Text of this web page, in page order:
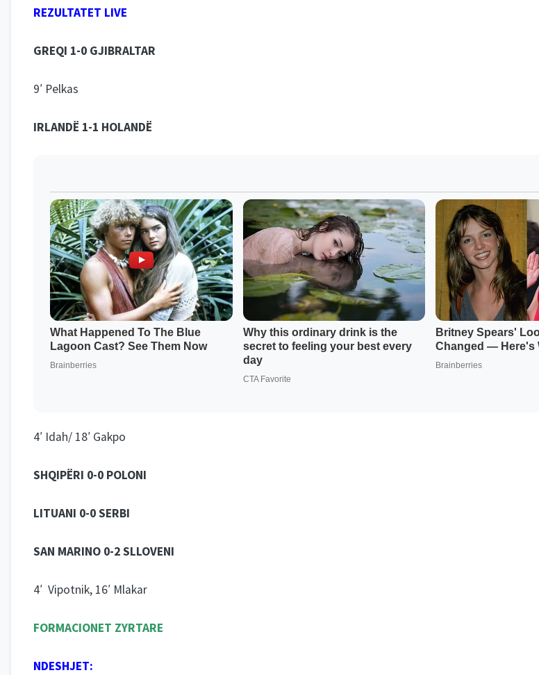
REZULTATET LIVE
GREQI 1-0 GJIBRALTAR
9′ Pelkas
IRLANDË 1-1 HOLANDË
4′ Idah/ 18′ Gakpo
SHQIPËRI 0-0 POLONI
LITUANI 0-0 SERBI
SAN MARINO 0-2 SLLOVENI
4′ Vipotnik, 16′ Mlakar
FORMACIONET ZYRTARE
NDESHJET: